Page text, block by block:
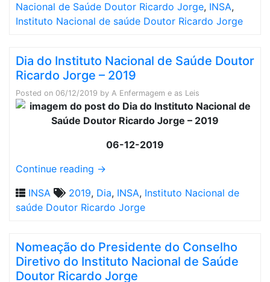
Nacional de Saúde Doutor Ricardo Jorge, INSA,
Instituto Nacional de saúde Doutor Ricardo Jorge
Dia do Instituto Nacional de Saúde Doutor
Ricardo Jorge – 2019
Posted on 06/12/2019 by A Enfermagem e as Leis
06-12-2019
Continue reading →
INSA
2019, Dia, INSA, Instituto Nacional de
saúde Doutor Ricardo Jorge
Nomeação do Presidente do Conselho
Diretivo do Instituto Nacional de Saúde
Doutor Ricardo Jorge